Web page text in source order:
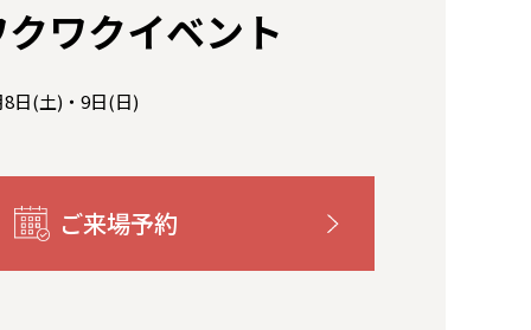
ワクイベント
8日(土)・9日(日)
ご来場予約